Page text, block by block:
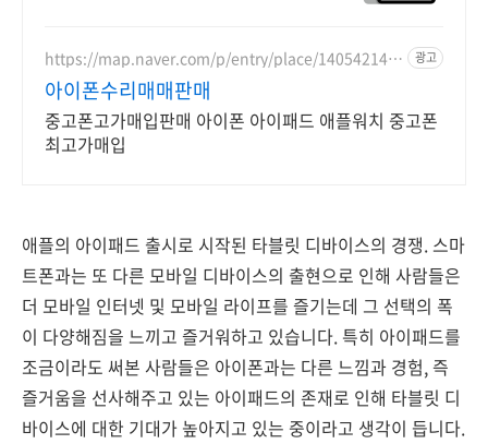
길 패드.
https://map.naver.com/p/entry/place/140542142
광고
아이폰수리매매판매
중고폰고가매입판매 아이폰 아이패드 애플워치 중고폰
최고가매입
애플의 아이패드 출시로 시작된 타블릿 디바이스의 경쟁. 스마
트폰과는 또 다른 모바일 디바이스의 출현으로 인해 사람들은
더 모바일 인터넷 및 모바일 라이프를 즐기는데 그 선택의 폭
이 다양해짐을 느끼고 즐거워하고 있습니다. 특히 아이패드를
조금이라도 써본 사람들은 아이폰과는 다른 느낌과 경험, 즉
즐거움을 선사해주고 있는 아이패드의 존재로 인해 타블릿 디
바이스에 대한 기대가 높아지고 있는 중이라고 생각이 듭니다.